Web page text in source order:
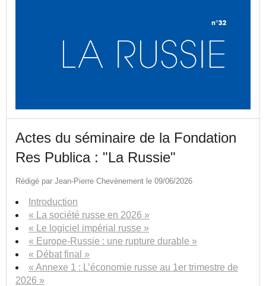
Actes du séminaire de la Fondation
Res Publica : "La Russie"
Rédigé par Jean-Pierre Chevènement le 09/06/2026
Introduction
« La société russe en 2026 »
« Le logiciel impérial russe »
« Europe-Russie : une rupture durable »
« Débat final »
« Annexe 1 : L’économie russe au 1er trimestre de
2026 »